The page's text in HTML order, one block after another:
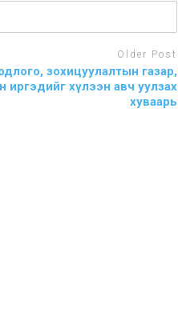
Older Post
зохицуулалтын газар,
иргэдийг хүлээн авч уулзах
хуваарь